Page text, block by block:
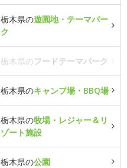
栃木県の遊園地・テーマパー
ク
栃木県のフードテーマパーク
栃木県のキャンプ場・BBQ場
栃木県の牧場・レジャー＆リ
ゾート施設
栃木県の公園